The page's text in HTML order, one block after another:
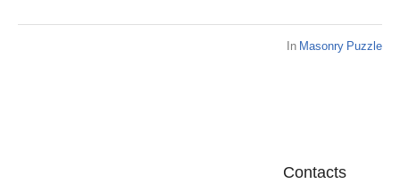
In Masonry Puzzle
Contacts